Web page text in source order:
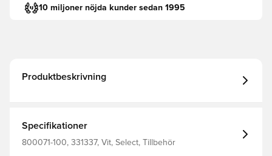
10 miljoner nöjda kunder sedan 1995
Produktbeskrivning
Specifikationer
800071-100, 331337, Vit, Select, Tillbehör